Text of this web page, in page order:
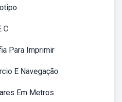
C
Para Imprimir
E Navegação
Em Metros